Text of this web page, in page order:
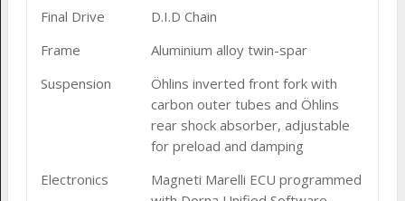
Final Drive
D.I.D Chain
Frame
Aluminium alloy twin-spar
Suspension
Öhlins inverted front fork with
carbon outer tubes and Öhlins
rear shock absorber, adjustable
for preload and damping
Electronics
Magneti Marelli ECU programmed